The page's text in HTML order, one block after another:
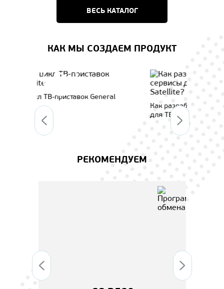
ВЕСЬ КАТАЛОГ
КАК МЫ СОЗДАЕМ ПРОДУКТ
Как разрабатываются нелинейные сервисы
для ТВ-приставок General Satellite?
РЕКОМЕНДУЕМ